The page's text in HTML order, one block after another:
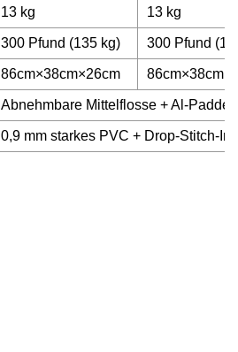
13 kg 13 kg
300 Pfund (135 kg) 300 Pfund
86cm×38cm×26cm
Abnehmbare Mittelflosse + Al-
0,9 mm starkes PVC + Drop-Stitch-